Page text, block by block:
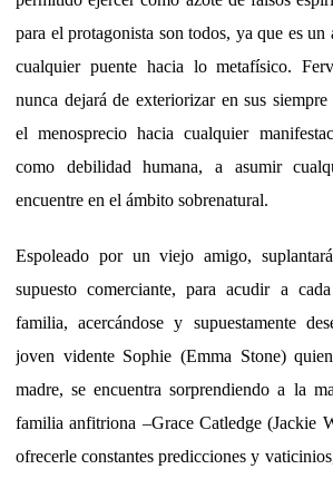
para el protagonista son todos, ya que es un
cualquier puente hacia lo metafísico.
nunca dejará de exteriorizar en sus
el menosprecio hacia cualquier
como debilidad humana, a asumir
encuentre en el ámbito sobrenatural.
Espoleado por un viejo amigo,
supuesto comerciante, para acudir a
familia, acercándose y supuestamente
joven vidente Sophie (Emma Stone)
madre, se encuentra sorprendiendo a la
familia anfitriona –Grace Catledge (Jackie
ofrecerle constantes predicciones y